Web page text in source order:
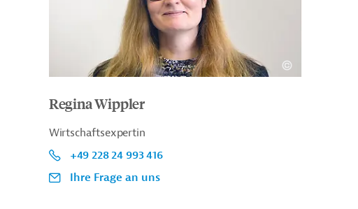
Regina Wippler
Wirtschaftsexpertin
+49 228 24 993 416
Ihre Frage an uns